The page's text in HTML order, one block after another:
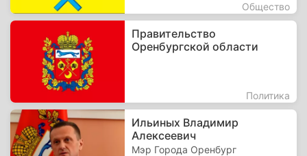
Общество
Правительство
Оренбургской области
Политика
Ильиных Владимир
Алексеевич
Мэр Города Оренбург